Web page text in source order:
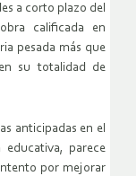
a corto plazo del
calificada en
pesada más que
su totalidad de
anticipadas en el
educativa, parece
por mejorar